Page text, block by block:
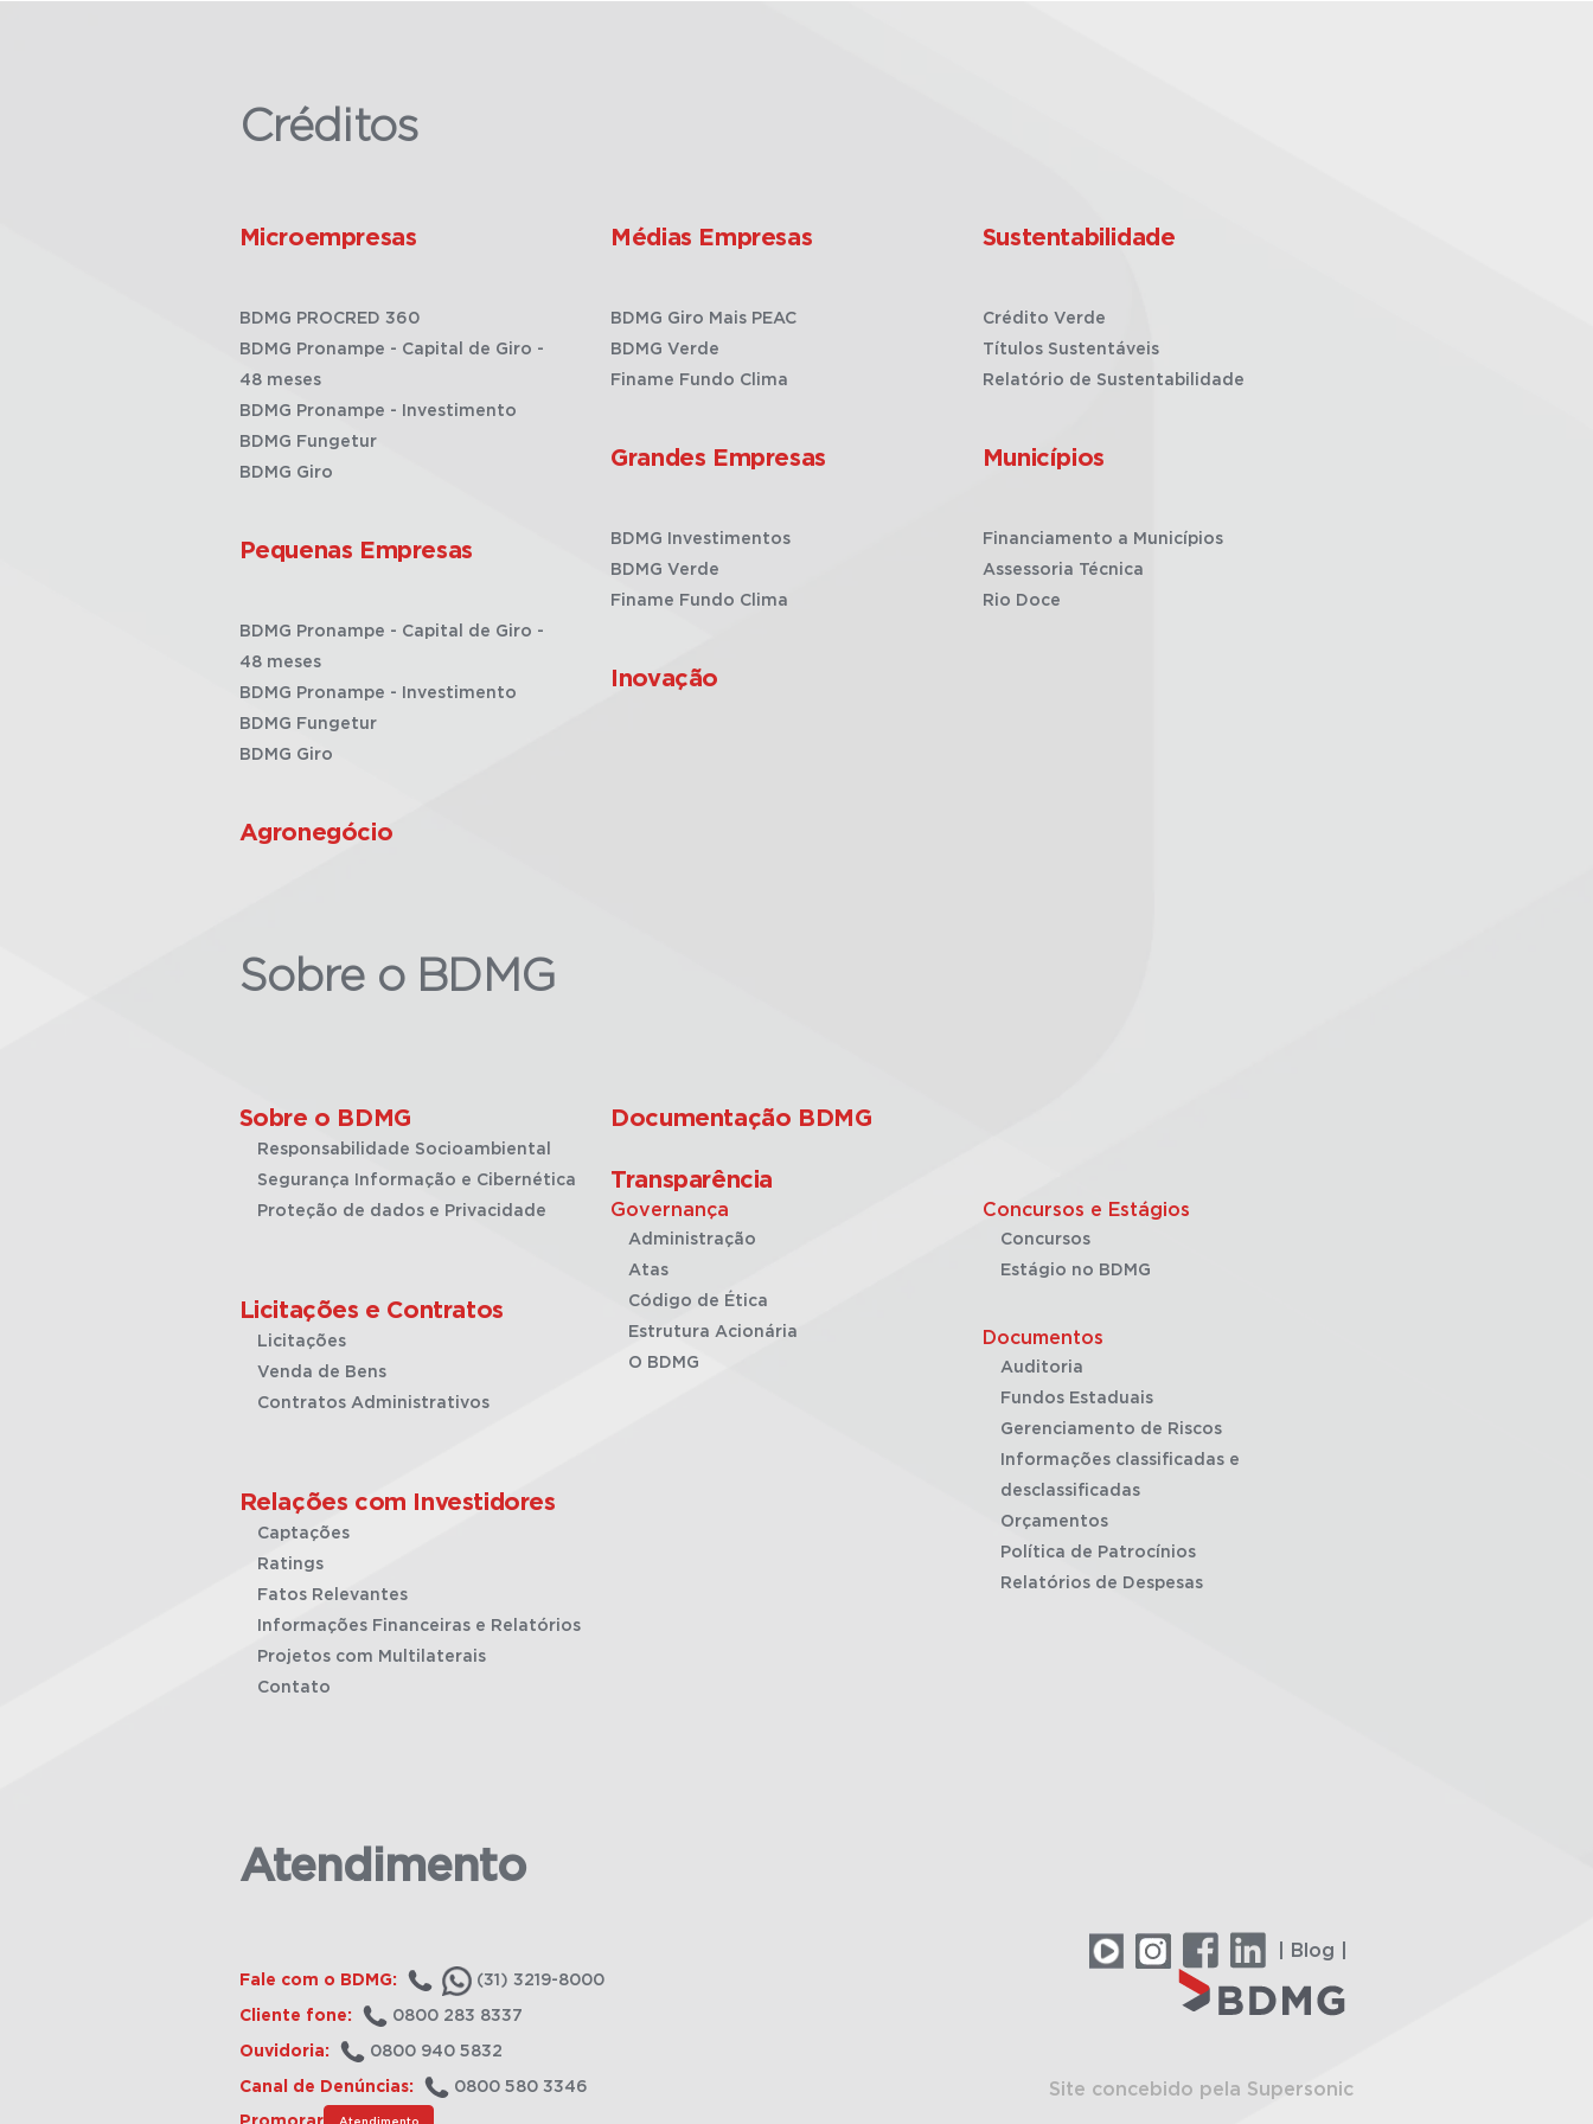
Créditos
Microempresas
BDMG PROCRED 360
BDMG Pronampe - Capital de Giro -
48 meses
BDMG Pronampe - Investimento
BDMG Fungetur
BDMG Giro
Pequenas Empresas
BDMG Pronampe - Capital de Giro -
48 meses
BDMG Pronampe - Investimento
BDMG Fungetur
BDMG Giro
Agronegócio
Médias Empresas
BDMG Giro Mais PEAC
BDMG Verde
Finame Fundo Clima
Grandes Empresas
BDMG Investimentos
BDMG Verde
Finame Fundo Clima
Inovação
Sustentabilidade
Crédito Verde
Títulos Sustentáveis
Relatório de Sustentabilidade
Municípios
Financiamento a Municípios
Assessoria Técnica
Rio Doce
Sobre o BDMG
Sobre o BDMG
Responsabilidade Socioambiental
Segurança Informação e Cibernética
Proteção de dados e Privacidade
Licitações e Contratos
Licitações
Venda de Bens
Contratos Administrativos
Relações com Investidores
Captações
Ratings
Fatos Relevantes
Informações Financeiras e Relatórios
Projetos com Multilaterais
Contato
Documentação BDMG
Transparência
Governança
Administração
Atas
Código de Ética
Estrutura Acionária
O BDMG
Concursos e Estágios
Concursos
Estágio no BDMG
Documentos
Auditoria
Fundos Estaduais
Gerenciamento de Riscos
Informações classificadas e
desclassificadas
Orçamentos
Política de Patrocínios
Relatórios de Despesas
Atendimento
Fale com o BDMG: (31) 3219-8000
Cliente fone: 0800 283 8337
Ouvidoria: 0800 940 5832
Canal de Denúncias: 0800 580 3346
Atendimento
| Blog |
Site concebido pela Supersonic